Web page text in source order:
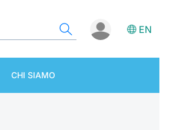
EN
CHI SIAMO